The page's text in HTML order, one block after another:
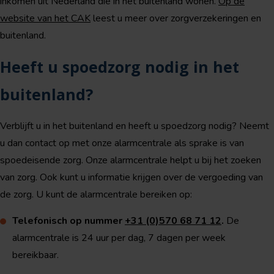
website van het CAK leest u meer over zorgverzekeringen en
buitenland.
Heeft u spoedzorg nodig in het
buitenland?
Verblijft u in het buitenland en heeft u spoedzorg nodig? Neemt
u dan contact op met onze alarmcentrale als sprake is van
spoedeisende zorg. Onze alarmcentrale helpt u bij het zoeken
van zorg. Ook kunt u informatie krijgen over de vergoeding van
de zorg. U kunt de alarmcentrale bereiken op:
Telefonisch op nummer +31 (0)570 68 71 12. De
alarmcentrale is 24 uur per dag, 7 dagen per week
bereikbaar.